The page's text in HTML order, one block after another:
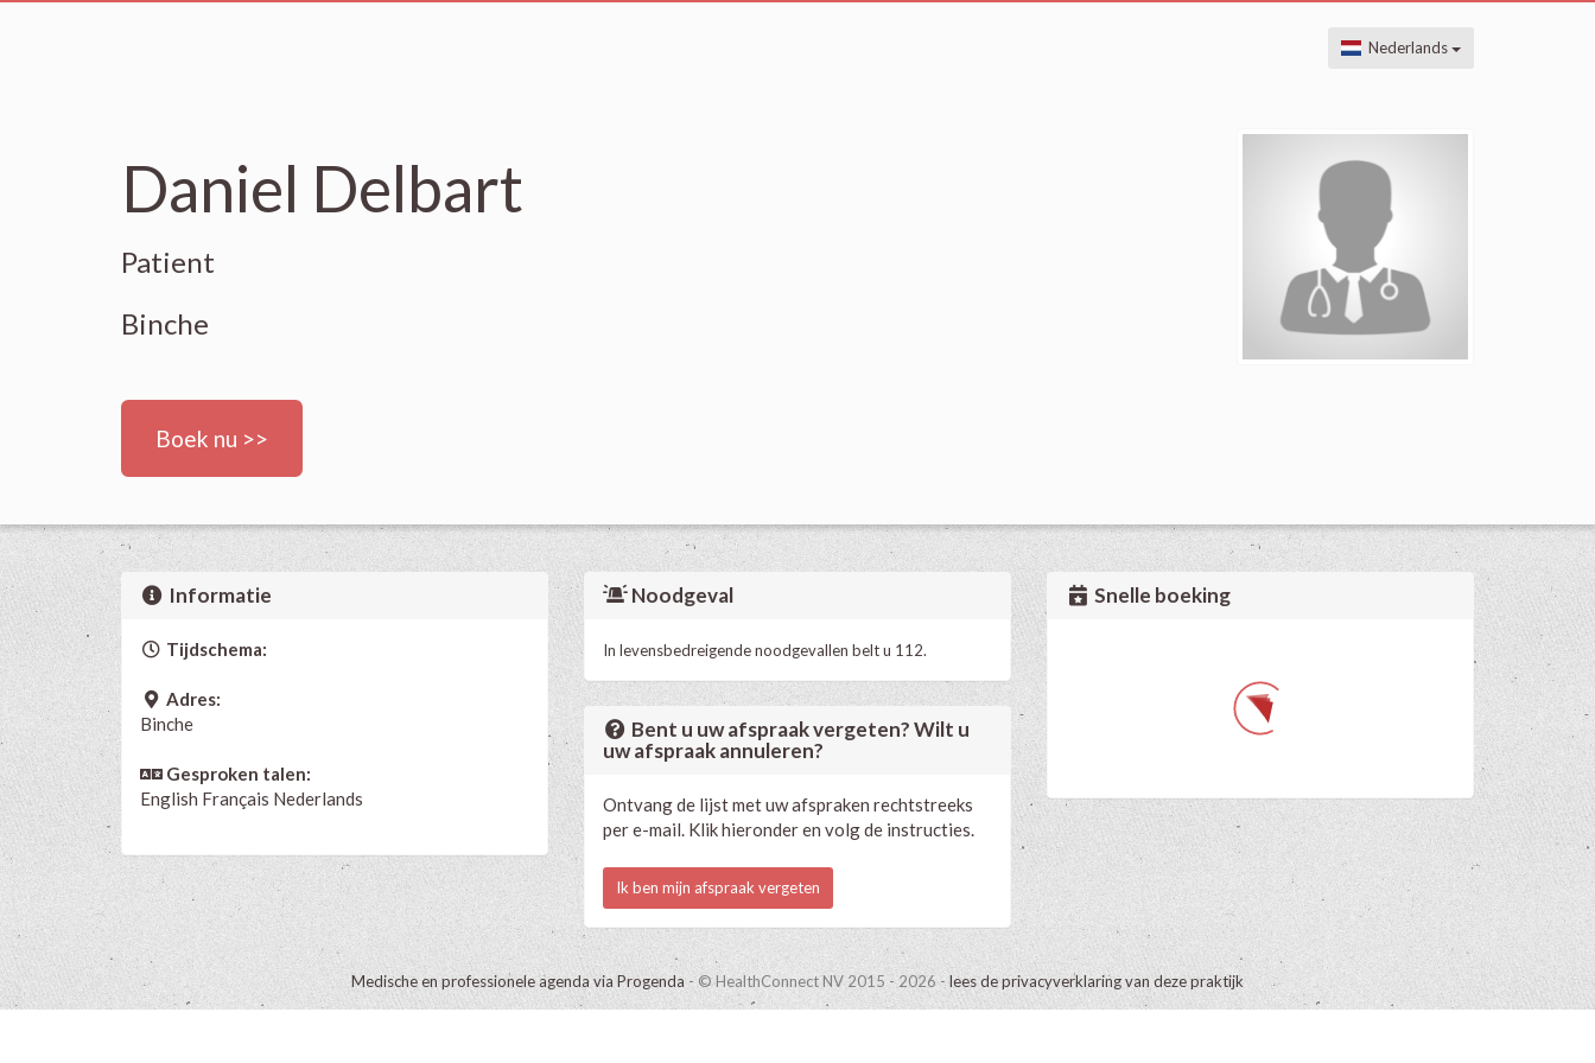
Nederlands
Daniel Delbart
Patient
Binche
Boek nu >>
Informatie
Tijdschema:
Adres:
Binche
Gesproken talen:
English Français Nederlands
Noodgeval
In levensbedreigende noodgevallen belt u 112.
Bent u uw afspraak vergeten? Wilt u
uw afspraak annuleren?
Ontvang de lijst met uw afspraken rechtstreeks
per e-mail. Klik hieronder en volg de instructies.
Ik ben mijn afspraak vergeten
Snelle boeking
Medische en professionele agenda via Progenda - © HealthConnect NV 2015 - 2026 -lees de privacyverklaring van deze praktijk